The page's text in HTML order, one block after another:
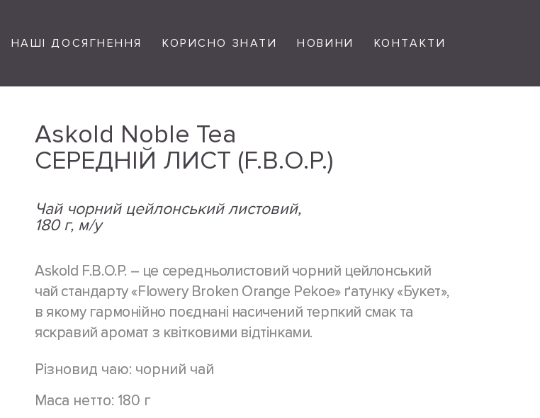
НАШІ ДОСЯГНЕННЯ КОРИСНО ЗНАТИ НОВИНИ КОНТАКТИ
Askold Noble Tea
СЕРЕДНІЙ ЛИСТ (F.B.O.P.)
Чай чорний цейлонський листовий,
180 г, м/у
Askold F.B.O.P. – це середньолистовий чорний цейлонський
чай стандарту «Flowery Broken Orange Pekoe» ґатунку «Букет»,
в якому гармонійно поєднані насичений терпкий смак та
яскравий аромат з квітковими відтінками.
Різновид чаю: чорний чай
Маса нетто: 180 г